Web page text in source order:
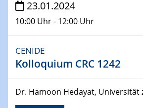
Online Workshop
Ben Gurion University
25.04.2024
CENIDE & WIN Seminar Series
MATURE
Speaker: Albert Dato (Harvey Mudd
23.01.2024
10:00 Uhr - 12:00 Uhr
CENIDE
Kolloquium CRC 1242
Dr. Hamoon Hedayat, Universität